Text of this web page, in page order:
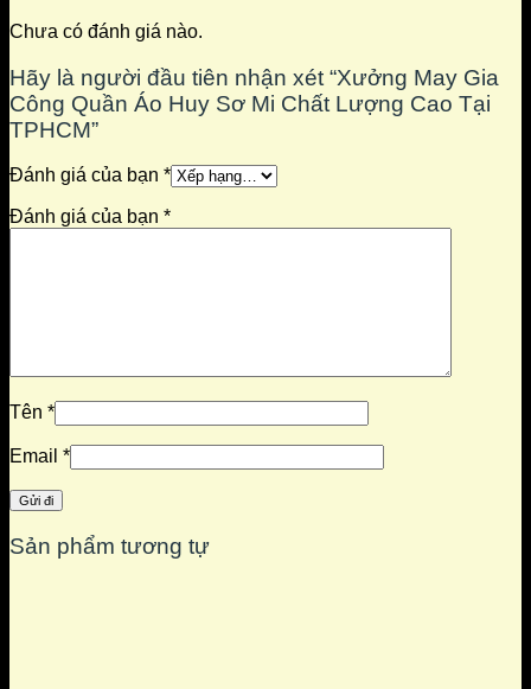
Chưa có đánh giá nào.
Hãy là người đầu tiên nhận xét “Xưởng May Gia
Công Quần Áo Huy Sơ Mi Chất Lượng Cao Tại
TPHCM”
Đánh giá của bạn *
Đánh giá của bạn *
Tên *
Email *
Sản phẩm tương tự